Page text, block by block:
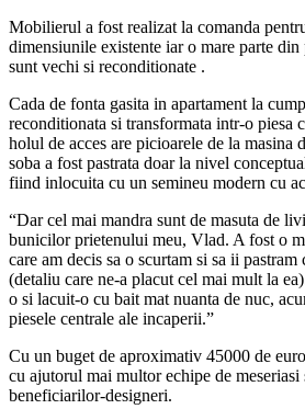
Mobilierul a fost realizat la comanda
dimensiunile existente iar o mare parte
sunt vechi si reconditionate .
Cada de fonta gasita in apartament la
reconditionata si transformata intr-o piesa
holul de acces are picioarele de la masina
soba a fost pastrata doar la nivel
fiind inlocuita cu un semineu modern cu
“Dar cel mai mandra sunt de masuta de
bunicilor prietenului meu, Vlad. A fost o
care am decis sa o scurtam si sa ii
(detaliu care ne-a placut cel mai mult la
o si lacuit-o cu bait mat nuanta de nuc,
piesele centrale ale incaperii.”
Cu un buget de aproximativ 45000 de
cu ajutorul mai multor echipe de meseriasi
beneficiarilor-designeri.